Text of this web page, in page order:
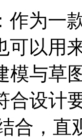
作为一
可以用
模与草
合设计
合，直